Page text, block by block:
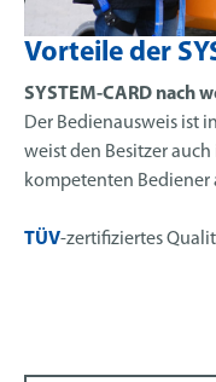
Vorteile der
SYSTEM-CARD nach
Der Bedienausweis ist
weist den Besitzer
kompetenten Bediener
TÜV-zertifiziertes